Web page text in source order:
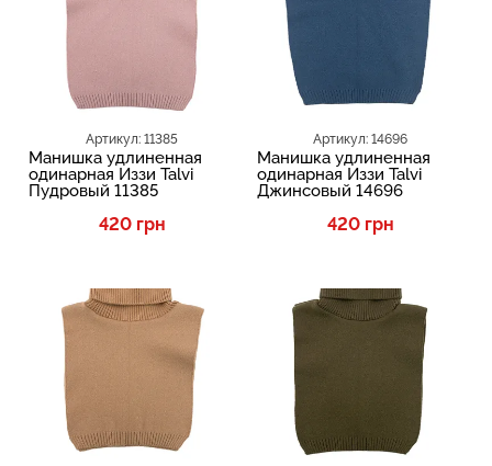
Артикул: 11385
Манишка удлиненная
одинарная Иззи Talvi
Пудровый 11385
420 грн
Артикул: 14696
Манишка удлиненная
одинарная Иззи Talvi
Джинсовый 14696
420 грн